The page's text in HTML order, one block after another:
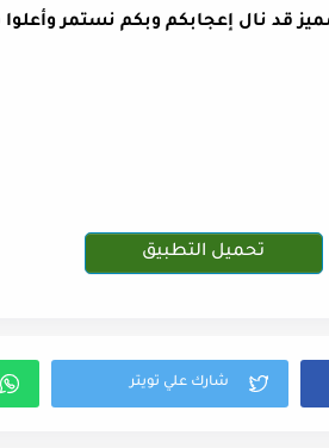
قد نال إعجابكم وبكم نستمر
تحميل التطبيق